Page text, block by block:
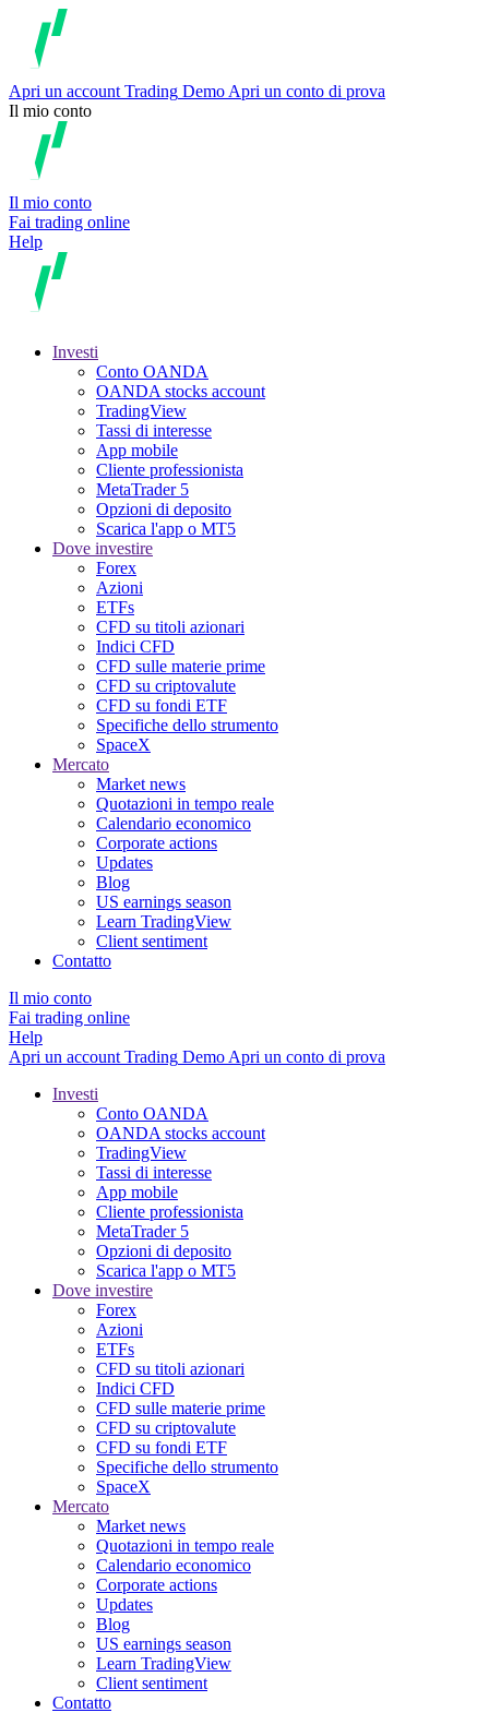
Apri un account Trading Demo Apri un conto di prova
Il mio conto
Il mio conto
Fai trading online
Help
Investi
Conto OANDA
OANDA stocks account
TradingView
Tassi di interesse
App mobile
Cliente professionista
MetaTrader 5
Opzioni di deposito
Scarica l'app o MT5
Dove investire
Forex
Azioni
ETFs
CFD su titoli azionari
Indici CFD
CFD sulle materie prime
CFD su criptovalute
CFD su fondi ETF
Specifiche dello strumento
SpaceX
Mercato
Market news
Quotazioni in tempo reale
Calendario economico
Corporate actions
Updates
Blog
US earnings season
Learn TradingView
Client sentiment
Contatto
Il mio conto
Fai trading online
Help
Apri un account Trading Demo Apri un conto di prova
Investi
Conto OANDA
OANDA stocks account
TradingView
Tassi di interesse
App mobile
Cliente professionista
MetaTrader 5
Opzioni di deposito
Scarica l'app o MT5
Dove investire
Forex
Azioni
ETFs
CFD su titoli azionari
Indici CFD
CFD sulle materie prime
CFD su criptovalute
CFD su fondi ETF
Specifiche dello strumento
SpaceX
Mercato
Market news
Quotazioni in tempo reale
Calendario economico
Corporate actions
Updates
Blog
US earnings season
Learn TradingView
Client sentiment
Contatto